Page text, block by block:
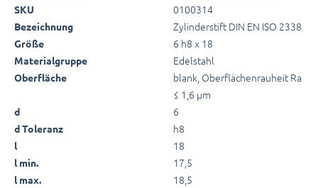
SKU 0100314
Bezeichnung Zylinderstift DIN EN ISO 2338
Größe 6 h8 x 18
Materialgruppe Edelstahl
Oberfläche
blank, Oberflächenrauheit Ra
≤ 1,6 µm
d 6
d Toleranz h8
l 18
l min. 17,5
l max. 18,5